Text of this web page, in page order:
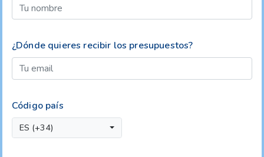
¿Dónde quieres recibir los presupuestos?
Código país
ES (+34)